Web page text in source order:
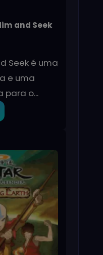
and Seek
Seek é uma
e uma
para o...